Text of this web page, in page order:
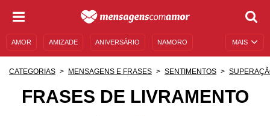
MAIS
AMOR AMIZADE ANIVERSÁRIO NAMORO
CATEGORIAS MENSAGENS E FRASES SENTIMENTOS
FRASES DE LIVRAMENTO